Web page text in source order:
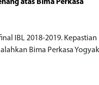
atas Bima Perkasa
IBL 2018-2019. Kepastian
Bima Perkasa